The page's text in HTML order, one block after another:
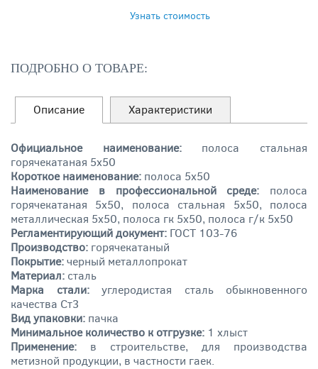
Узнать стоимость
ПОДРОБНО О ТОВАРЕ:
Описание Характеристики
Официальное наименование: полоса стальная
горячекатаная 5х50
Короткое наименование: полоса 5х50
Наименование в профессиональной среде: полоса
горячекатаная 5х50, полоса стальная 5х50, полоса
металлическая 5х50, полоса гк 5х50, полоса г/к 5х50
Регламентирующий документ: ГОСТ 103-76
Производство: горячекатаный
Покрытие:черный металлопрокат
Материал: сталь
Марка стали: углеродистая
сталь обыкновенного
качества Ст3
Вид упаковки: пачка
Минимальное количество к отгрузке: 1 хлыст
Применение: в строительстве, для производства
метизной продукции, в частности гаек.